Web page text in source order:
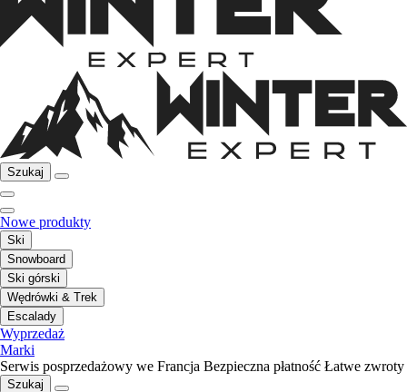
Szukaj
Nowe produkty
Ski
Snowboard
Ski górski
Wędrówki & Trek
Escalady
Wyprzedaż
Marki
Serwis posprzedażowy we Francja Bezpieczna płatność Łatwe zwroty
Szukaj